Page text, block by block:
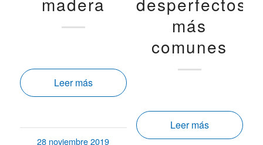
Leer más
28 noviembre 2019
más
comunes
Leer más